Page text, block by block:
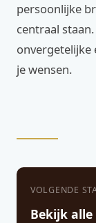
persoonlijke
centraal
onvergetelijke
je wensen.
VOLGENDE
Bekijk